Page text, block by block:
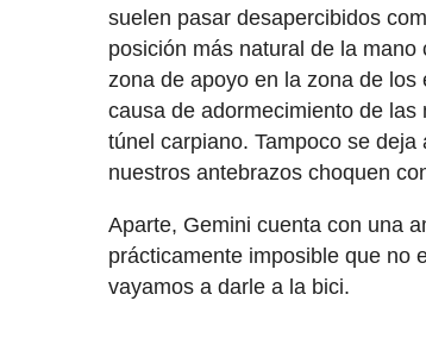
suelen pasar desapercibidos
posición más natural de la
zona de apoyo en la zona de
causa de adormecimiento de
túnel carpiano. Tampoco se
nuestros antebrazos choquen
Aparte, Gemini cuenta con una
prácticamente imposible que no
vayamos a darle a la bici.